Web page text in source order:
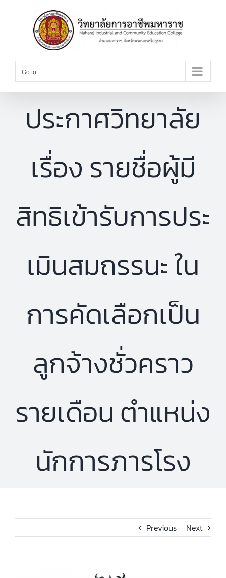
Go to...
ประกาศวิทยาลัย
เรื่อง รายชื่อผู้มี
สิทธิเข้ารับการประ
เมินสมถรรนะ ใน
การคัดเลือกเป็น
ลูกจ้างชั่วคราว
รายเดือน ตำแหน่ง
นักการภารโรง
Previous Next